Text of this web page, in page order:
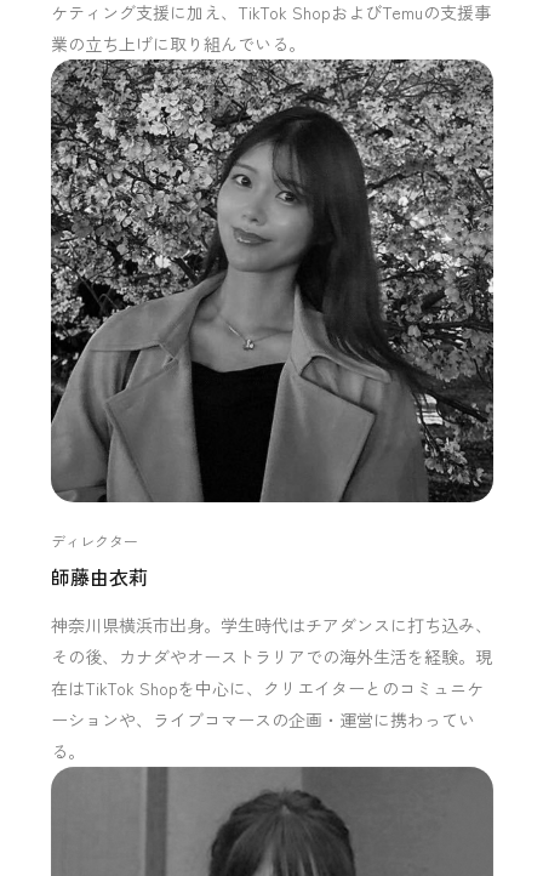
ケティング支援に加え、TikTok ShopおよびTemuの支援事
業の立ち上げに取り組んでいる。
ディレクター
師藤由衣莉
神奈川県横浜市出身。学生時代はチアダンスに打ち込み、
その後、カナダやオーストラリアでの海外生活を経験。現
在はTikTok Shopを中心に、クリエイターとのコミュニケ
ーションや、ライブコマースの企画・運営に携わってい
る。